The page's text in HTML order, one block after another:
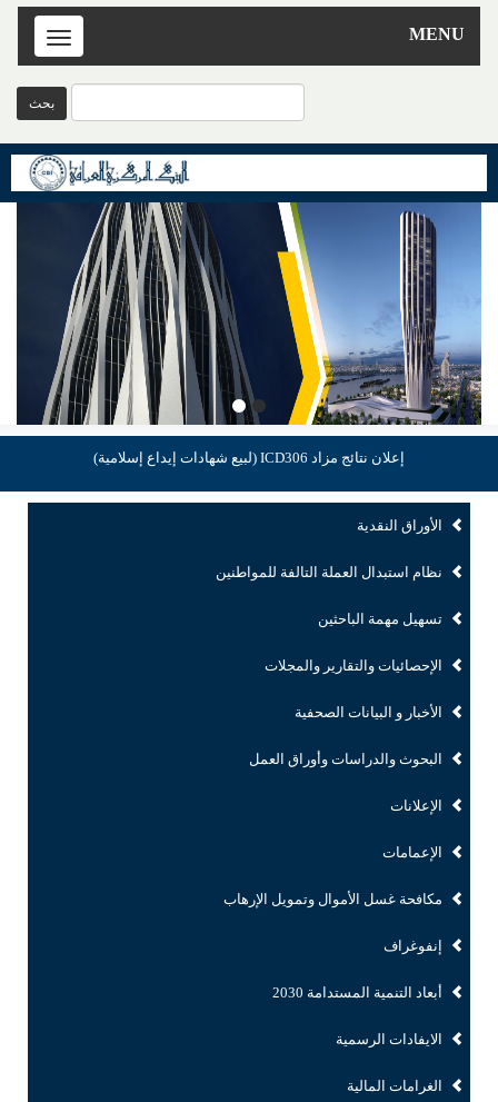
MENU
Toggle
إعلان نتائج مزاد ICD306 (لبيع شهادات إيداع إسلامية)
الأوراق النقدية
نظام استبدال العملة التالفة للمواطنين
تسهيل مهمة الباحثين
الإحصائيات والتقارير والمجلات
الأخبار و البيانات الصحفية
البحوث والدراسات وأوراق العمل
الإعلانات
الإعمامات
مكافحة غسل الأموال وتمويل الإرهاب
إنفوغراف
أبعاد التنمية المستدامة 2030
الايفادات الرسمية
الغرامات المالية